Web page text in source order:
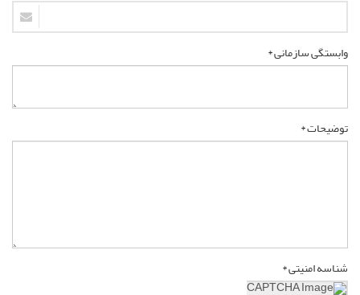
وابستگی سازمانی *
توضیحات *
شناسه امنیتی *